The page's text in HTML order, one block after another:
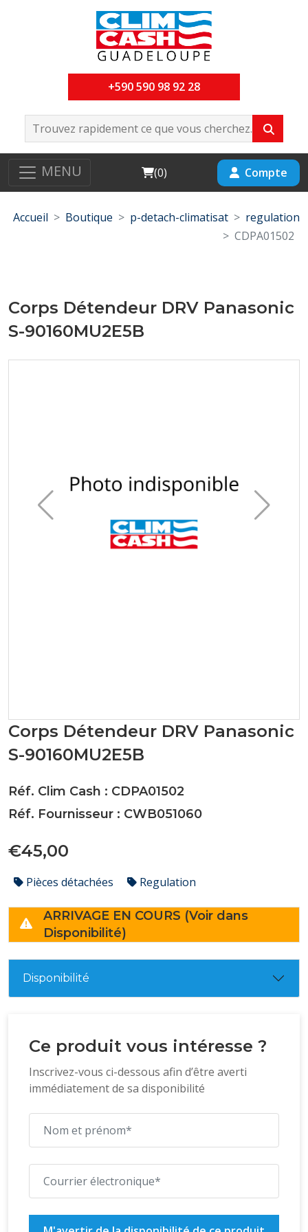
+590 590 98 92 28
MENU Cart
(0) Compte
Accueil Boutique p-detach-climatisat
regulation
CDPA01502
Corps Détendeur DRV Panasonic
S-90160MU2E5B
Corps Détendeur DRV Panasonic
S-90160MU2E5B
Réf. Clim Cash : CDPA01502
Réf. Fournisseur : CWB051060
€45,00
Pièces détachées Regulation
ARRIVAGE EN COURS (Voir dans
Disponibilité)
Disponibilité
Ce produit vous intéresse ?
Inscrivez-vous ci-dessous afin d’être averti
immédiatement de sa disponibilité